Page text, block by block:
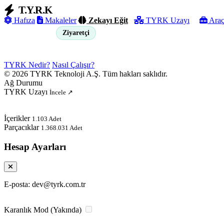
T.Y.R.K
Hafıza Makaleler Zekayı Eğit TYRK Uzayı
Ziyaretçi
TYRK Nedir? Nasıl Çalışır?
© 2026 TYRK Teknoloji A.Ş. Tüm hakları saklıdır.
Ağ Durumu
TYRK Uzayı İncele ↗
İçerikler 1.103 Adet
Parçacıklar 1.368.031 Adet
Hesap Ayarları
E-posta: dev@tyrk.com.tr
Karanlık Mod (Yakında)